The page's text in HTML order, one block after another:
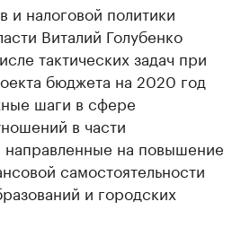
налоговой политики
Виталий Голубенко
тактических задач при
бюджета на 2020 год
шаги в сфере
в части
направленные на повышение
самостоятельности
и городских